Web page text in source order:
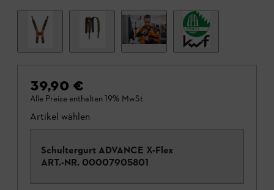
39,90 €
Alle Preise enthalten 19% MwSt.
Artikel wählen
Schultergurt ADVANCE X-Flex
ART.-NR. 00007905801